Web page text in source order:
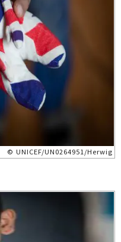
© UNICEF/UN0264951/Herwig